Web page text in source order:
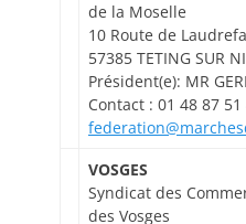
de la Moselle
10 Route de
57385 TETING SUR
Président(e): MR
Contact : 01 48 87 51
VOSGES
Syndicat des
des Vosges